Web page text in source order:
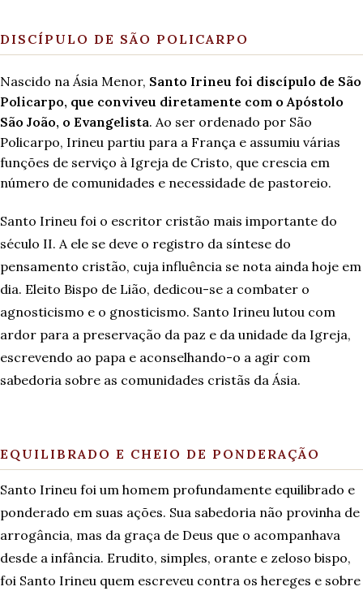
DISCÍPULO DE SÃO POLICARPO
Nascido na Ásia Menor, Santo Irineu foi discípulo de São
Policarpo, que conviveu diretamente com o Apóstolo
São João, o Evangelista. Ao ser ordenado por São
Policarpo, Irineu partiu para a França e assumiu várias
funções de serviço à Igreja de Cristo, que crescia em
número de comunidades e necessidade de pastoreio.
Santo Irineu foi o escritor cristão mais importante do
século II. A ele se deve o registro da síntese do
pensamento cristão, cuja influência se nota ainda hoje em
dia. Eleito Bispo de Lião, dedicou-se a combater o
agnosticismo e o gnosticismo. Santo Irineu lutou com
ardor para a preservação da paz e da unidade da Igreja,
escrevendo ao papa e aconselhando-o a agir com
sabedoria sobre as comunidades cristãs da Ásia.
EQUILIBRADO E CHEIO DE PONDERAÇÃO
Santo Irineu foi um homem profundamente equilibrado e
ponderado em suas ações. Sua sabedoria não provinha de
arrogância, mas da graça de Deus que o acompanhava
desde a infância. Erudito, simples, orante e zeloso bispo,
foi Santo Irineu quem escreveu contra os hereges e sobre